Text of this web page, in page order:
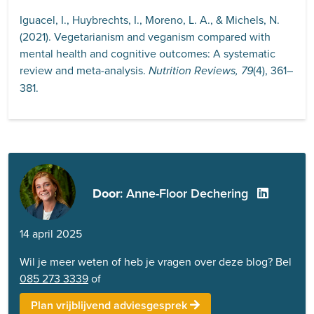
Iguacel, I., Huybrechts, I., Moreno, L. A., & Michels, N.
(2021). Vegetarianism and veganism compared with
mental health and cognitive outcomes: A systematic
review and meta-analysis. Nutrition Reviews, 79(4), 361–
381.
Door: Anne-Floor Dechering
14 april 2025
Wil je meer weten of heb je vragen over deze blog? Bel
085 273 3339of
Plan vrijblijvend adviesgesprek